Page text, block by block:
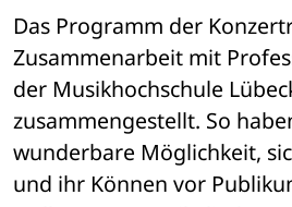
Das Programm der
Zusammenarbeit mit
der Musikhochschule
zusammengestellt. So
wunderbare Möglichkeit,
und ihr Können vor